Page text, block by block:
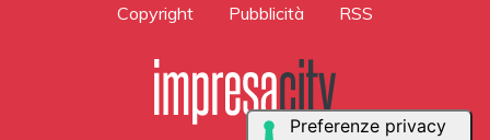
Copyright Pubblicità RSS